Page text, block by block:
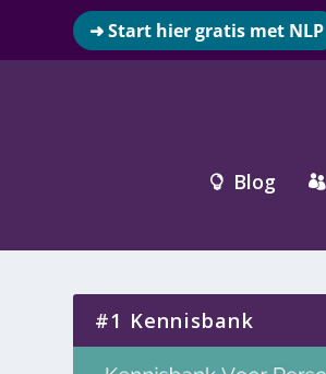
➜ Start hier gratis met NLP
 Blog 
#1 Kennisbank